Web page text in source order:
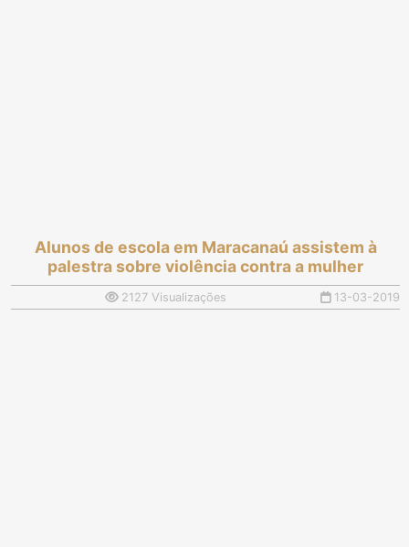
Alunos de escola em Maracanaú assistem à
palestra sobre violência contra a mulher
2127 Visualizações 13-03-2019